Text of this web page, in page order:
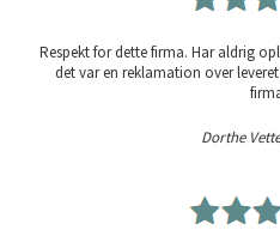
Respekt for dette firma. Har aldrig
det var en reklamation over
Dorthe